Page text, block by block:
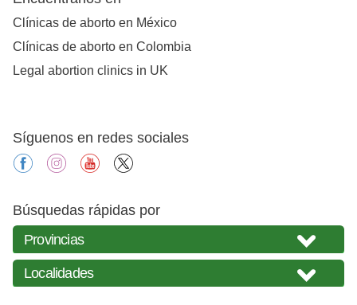
Clínicas de aborto en México
Clínicas de aborto en Colombia
Legal abortion clinics in UK
Síguenos en redes sociales
facebookinstagramyoutube
Búsquedas rápidas por